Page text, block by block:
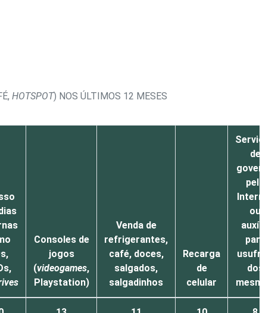
HOTSPOT) NOS ÚLTIMOS 12 MESES
Consoles de
jogos
(videogames,
Playstation)
Venda de
refrigerantes,
café, doces,
salgados,
salgadinhos
Recarga
de
celular
Serviços
de
governo
pela
Internet
ou
auxílio
para
usufruir
dos
mesmos